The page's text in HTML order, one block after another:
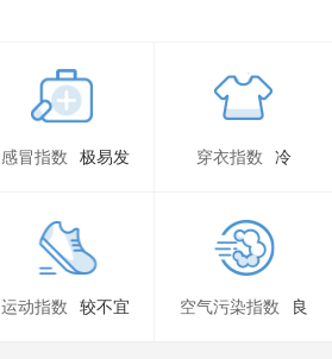
感冒指数 极易发 穿衣指数 冷
运动指数 较不宜 空气污染指数 良